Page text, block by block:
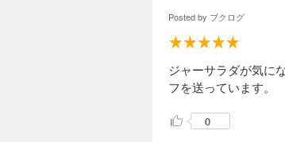
Posted by ブクログ
ジャーサラダが気に
フを送っています。
0